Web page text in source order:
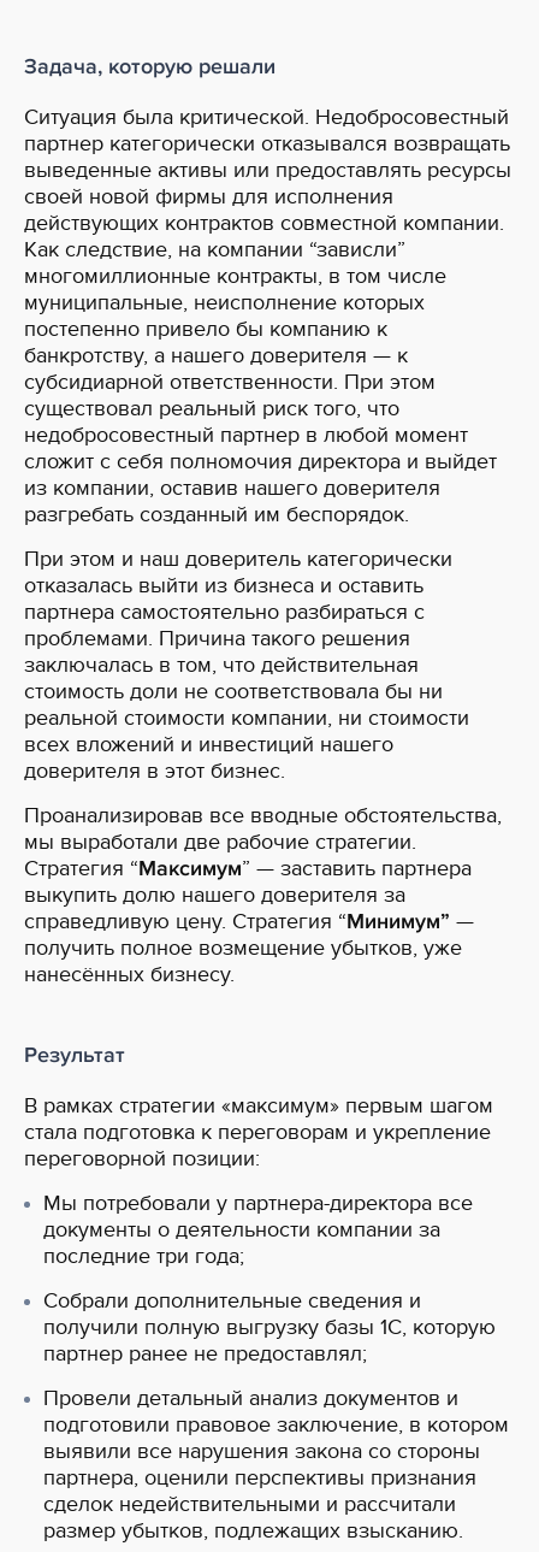
Задача, которую решали
Ситуация была критической. Недобросовестный
партнер категорически отказывался возвращать
выведенные активы или предоставлять ресурсы
своей новой фирмы для исполнения
действующих контрактов совместной компании.
Как следствие, на компании “зависли”
многомиллионные контракты, в том числе
муниципальные, неисполнение которых
постепенно привело бы компанию к
банкротству, а нашего доверителя — к
субсидиарной ответственности. При этом
существовал реальный риск того, что
недобросовестный партнер в любой момент
сложит с себя полномочия директора и выйдет
из компании, оставив нашего доверителя
разгребать созданный им беспорядок.
При этом и наш доверитель категорически
отказалась выйти из бизнеса и оставить
партнера самостоятельно разбираться с
проблемами. Причина такого решения
заключалась в том, что действительная
стоимость доли не соответствовала бы ни
реальной стоимости компании, ни стоимости
всех вложений и инвестиций нашего
доверителя в этот бизнес.
Проанализировав все вводные обстоятельства,
мы выработали две рабочие стратегии.
Стратегия “Максимум” — заставить партнера
выкупить долю нашего доверителя за
справедливую цену. Стратегия “Минимум” —
получить полное возмещение убытков, уже
нанесённых бизнесу.
Результат
В рамках стратегии «максимум» первым шагом
стала подготовка к переговорам и укрепление
переговорной позиции:
Мы потребовали у партнера-директора все
документы о деятельности компании за
последние три года;
Собрали дополнительные сведения и
получили полную выгрузку базы 1С, которую
партнер ранее не предоставлял;
Провели детальный анализ документов и
подготовили правовое заключение, в котором
выявили все нарушения закона со стороны
партнера, оценили перспективы признания
сделок недействительными и рассчитали
размер убытков, подлежащих взысканию.